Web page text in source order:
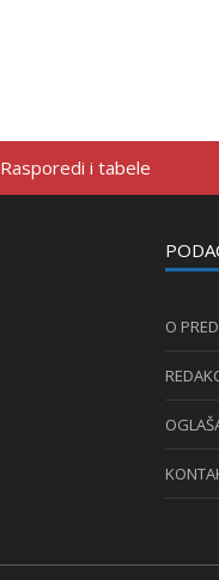
Rasporedi i tabele
O